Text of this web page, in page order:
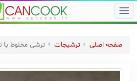
صفحه اصلی ترشیجات ترشی مخلوط با